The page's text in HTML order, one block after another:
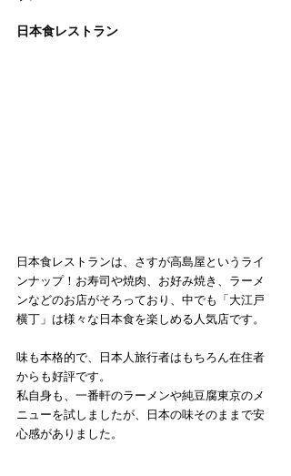
日本食レストラン
日本食レストランは、さすが高島屋というライ
ンナップ！お寿司や焼肉、お好み焼き、ラーメ
ンなどのお店がそろっており、中でも「大江戸
横丁」は様々な日本食を楽しめる人気店です。
味も本格的で、日本人旅行者はもちろん在住者
からも好評です。
私自身も、一番軒のラーメンや純豆腐東京のメ
ニューを試しましたが、日本の味そのままで安
心感がありました。